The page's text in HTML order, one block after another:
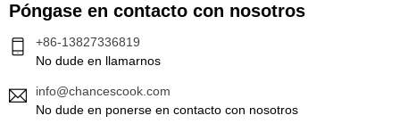
Póngase en contacto con nosotros
+86-13827336819
No dude en llamarnos
info@chancescook.com
No dude en ponerse en contacto con nosotros